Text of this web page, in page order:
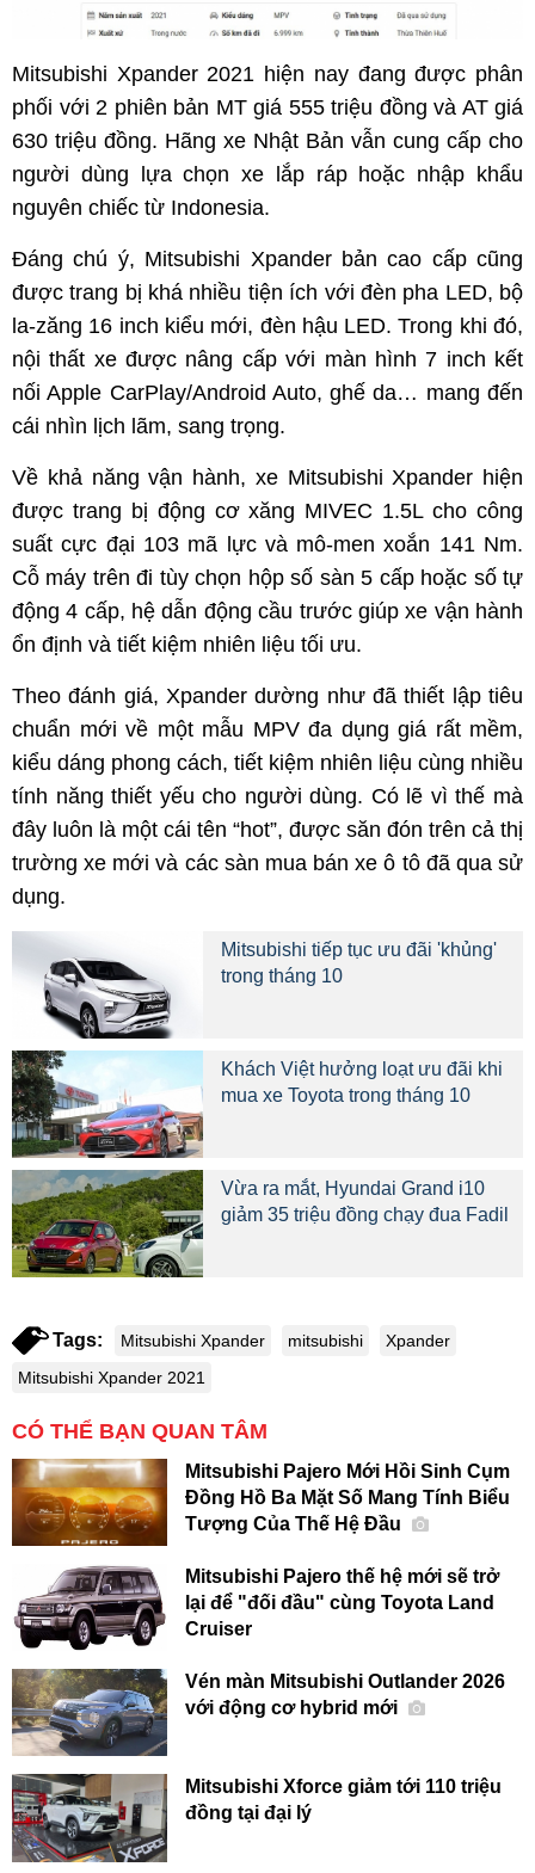
Mitsubishi Xpander 2021 hiện nay đang được phân
phối với 2 phiên bản MT giá 555 triệu đồng và AT giá
630 triệu đồng. Hãng xe Nhật Bản vẫn cung cấp cho
người dùng lựa chọn xe lắp ráp hoặc nhập khẩu
nguyên chiếc từ Indonesia.
Đáng chú ý, Mitsubishi Xpander bản cao cấp cũng
được trang bị khá nhiều tiện ích với đèn pha LED, bộ
la-zăng 16 inch kiểu mới, đèn hậu LED. Trong khi đó,
nội thất xe được nâng cấp với màn hình 7 inch kết
nối Apple CarPlay/Android Auto, ghế da… mang đến
cái nhìn lịch lãm, sang trọng.
Về khả năng vận hành, xe Mitsubishi Xpander hiện
được trang bị động cơ xăng MIVEC 1.5L cho công
suất cực đại 103 mã lực và mô-men xoắn 141 Nm.
Cỗ máy trên đi tùy chọn hộp số sàn 5 cấp hoặc số tự
động 4 cấp, hệ dẫn động cầu trước giúp xe vận hành
ổn định và tiết kiệm nhiên liệu tối ưu.
Theo đánh giá, Xpander dường như đã thiết lập tiêu
chuẩn mới về một mẫu MPV đa dụng giá rất mềm,
kiểu dáng phong cách, tiết kiệm nhiên liệu cùng nhiều
tính năng thiết yếu cho người dùng. Có lẽ vì thế mà
đây luôn là một cái tên “hot”, được săn đón trên cả thị
trường xe mới và các sàn mua bán xe ô tô đã qua sử
dụng.
Mitsubishi tiếp tục ưu đãi 'khủng'
trong tháng 10
Khách Việt hưởng loạt ưu đãi khi
mua xe Toyota trong tháng 10
Vừa ra mắt, Hyundai Grand i10
giảm 35 triệu đồng chạy đua Fadil
Tags: Mitsubishi Xpander mitsubishi
Xpander
Mitsubishi Xpander 2021
CÓ THỂ BẠN QUAN TÂM
Mitsubishi Pajero Mới Hồi Sinh Cụm
Đồng Hồ Ba Mặt Số Mang Tính Biểu
Tượng Của Thế Hệ Đầu
Mitsubishi Pajero thế hệ mới sẽ trở
lại để "đối đầu" cùng Toyota Land
Cruiser
Vén màn Mitsubishi Outlander 2026
với động cơ hybrid mới
Mitsubishi Xforce giảm tới 110 triệu
đồng tại đại lý